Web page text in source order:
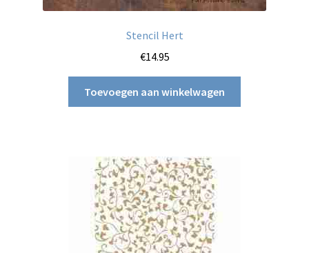
Stencil Hert
€14.95
Toevoegen aan winkelwagen